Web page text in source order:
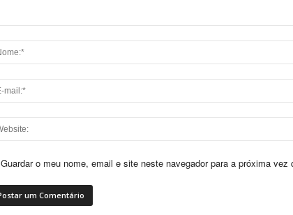
Guardar o meu nome, email e site neste navegador para a próxima vez